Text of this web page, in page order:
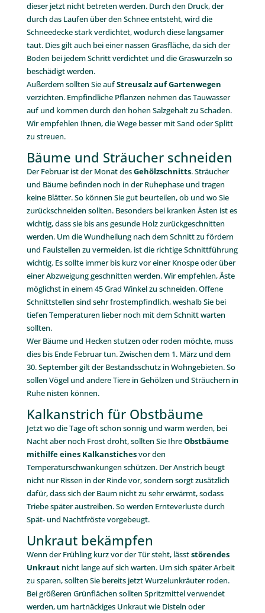
dieser jetzt nicht betreten werden. Durch den Druck, der
durch das Laufen über den Schnee entsteht, wird die
Schneedecke stark verdichtet, wodurch diese langsamer
taut. Dies gilt auch bei einer nassen Grasfläche, da sich der
Boden bei jedem Schritt verdichtet und die Graswurzeln so
beschädigt werden.
Außerdem sollten Sie aufStreusalz auf Gartenwegen
verzichten. Empfindliche Pflanzen nehmen das Tauwasser
auf und kommen durch den hohen Salzgehalt zu Schaden.
Wir empfehlen Ihnen, die Wege besser mit Sand oder Splitt
zu streuen.
Bäume und Sträucher schneiden
Der Februar ist der Monat desGehölzschnitts. Sträucher
und Bäume befinden noch in der Ruhephase und tragen
keine Blätter. So können Sie gut beurteilen, ob und wo Sie
zurückschneiden sollten. Besonders bei kranken Ästen ist es
wichtig, dass sie bis ans gesunde Holz zurückgeschnitten
werden. Um die Wundheilung nach dem Schnitt zu fördern
und Faulstellen zu vermeiden, ist die richtige Schnittführung
wichtig. Es sollte immer bis kurz vor einer Knospe oder über
einer Abzweigung geschnitten werden. Wir empfehlen, Äste
möglichst in einem 45 Grad Winkel zu schneiden. Offene
Schnittstellen sind sehr frostempfindlich, weshalb Sie bei
tiefen Temperaturen lieber noch mit dem Schnitt warten
sollten.
Wer Bäume und Hecken stutzen oder roden möchte, muss
dies bis Ende Februar tun. Zwischen dem 1. März und dem
30. September gilt der Bestandsschutz in Wohngebieten. So
sollen Vögel und andere Tiere in Gehölzen und Sträuchern in
Ruhe nisten können.
Kalkanstrich für Obstbäume
Jetzt wo die Tage oft schon sonnig und warm werden, bei
Nacht aber noch Frost droht, sollten Sie IhreObstbäume
mithilfe eines Kalkanstichesvor den
Temperaturschwankungen schützen. Der Anstrich beugt
nicht nur Rissen in der Rinde vor, sondern sorgt zusätzlich
dafür, dass sich der Baum nicht zu sehr erwärmt, sodass
Triebe später austreiben. So werden Ernteverluste durch
Spät- und Nachtfröste vorgebeugt.
Unkraut bekämpfen
Wenn der Frühling kurz vor der Tür steht, läsststörendes
Unkrautnicht lange auf sich warten. Um sich später Arbeit
zu sparen, sollten Sie bereits jetzt Wurzelunkräuter roden.
Bei größeren Grünflächen sollten Spritzmittel verwendet
werden, um hartnäckiges Unkraut wie Disteln oder